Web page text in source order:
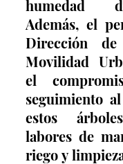
humedad
Además, el
Dirección
Movilidad
el
seguimiento
estos
labores de
riego y